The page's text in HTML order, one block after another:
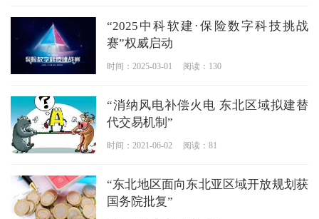
“2025中科软建·保险数字科技挑战
赛”权威启动
时间：2025-03-01 阅读：130
“消纳风电补偿火电 东北区域拟建替
代交易机制”
时间：2021-06-02 阅读：81
“东北地区面向东北亚区域开放规划获
国务院批复”